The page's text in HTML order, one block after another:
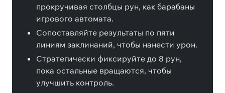
прокручивая столбцы рун, как барабаны
игрового автомата.
Сопоставляйте результаты по пяти
линиям заклинаний, чтобы нанести урон.
Стратегически фиксируйте до 8 рун,
пока остальные вращаются, чтобы
улучшить контроль.